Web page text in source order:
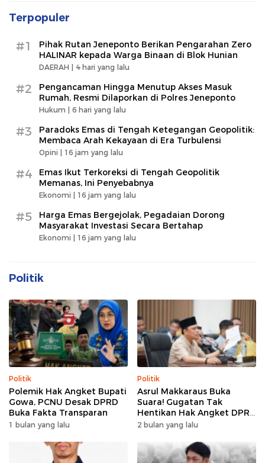
Terpopuler
#1
Pihak Rutan Jeneponto Berikan Pengarahan Zero
HALINAR kepada Warga Binaan di Blok Hunian
DAERAH | 4 hari yang lalu
#2
Pengancaman Hingga Menutup Akses Masuk
Rumah, Resmi Dilaporkan di Polres Jeneponto
Hukum | 6 hari yang lalu
#3
Paradoks Emas di Tengah Ketegangan Geopolitik:
Membaca Arah Kekayaan di Era Turbulensi
Opini | 16 jam yang lalu
#4
Emas Ikut Terkoreksi di Tengah Geopolitik
Memanas, Ini Penyebabnya
Ekonomi | 16 jam yang lalu
#5
Harga Emas Bergejolak, Pegadaian Dorong
Masyarakat Investasi Secara Bertahap
Ekonomi | 16 jam yang lalu
Politik
Politik
Polemik Hak Angket Bupati
Gowa, PCNU Desak DPRD
Buka Fakta Transparan
1 bulan yang lalu
Politik
Asrul Makkaraus Buka
Suara! Gugatan Tak
Hentikan Hak Angket DPRD
Gowa
2 bulan yang lalu